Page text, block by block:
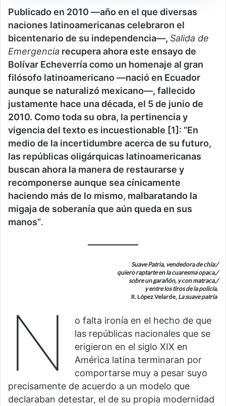
Publicado en 2010 —año en el que diversas
naciones latinoamericanas celebraron el
bicentenario de su independencia—, Salida de
Emergencia recupera ahora este ensayo de
Bolívar Echeverría como un homenaje al gran
filósofo latinoamericano —nació en Ecuador
aunque se naturalizó mexicano—, fallecido
justamente hace una década, el 5 de junio de
2010. Como toda su obra, la pertinencia y
vigencia del texto es incuestionable [1]: “En
medio de la incertidumbre acerca de su futuro,
las repúblicas oligárquicas latinoamericanas
buscan ahora la manera de restaurarse y
recomponerse aunque sea cínicamente
haciendo más de lo mismo, malbaratando la
migaja de soberanía que aún queda en sus
manos”.
Suave Patria, vendedora de chía:/
quiero raptarte en la cuaresma opaca,/
sobre un garañón, y con matraca,/
y entre los tiros de la policía.
R. López Velarde, La suave patria
N
o falta ironía en el hecho de que
las repúblicas nacionales que se
erigieron en el siglo XIX en
América latina terminaran por
comportarse muy a pesar suyo
precisamente de acuerdo a un modelo que
declaraban detestar, el de su propia modernidad